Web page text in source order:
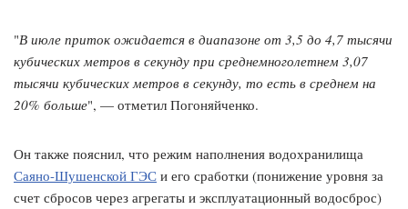
"В июле приток ожидается в диапазоне от 3,5 до 4,7 тысячи
кубических метров в секунду при среднемноголетнем 3,07
тысячи кубических метров в секунду, то есть в среднем на
20% больше", — отметил Погоняйченко.
Он также пояснил, что режим наполнения водохранилища
Саяно-Шушенской ГЭС и его сработки (понижение уровня за
счет сбросов через агрегаты и эксплуатационный водосброс)